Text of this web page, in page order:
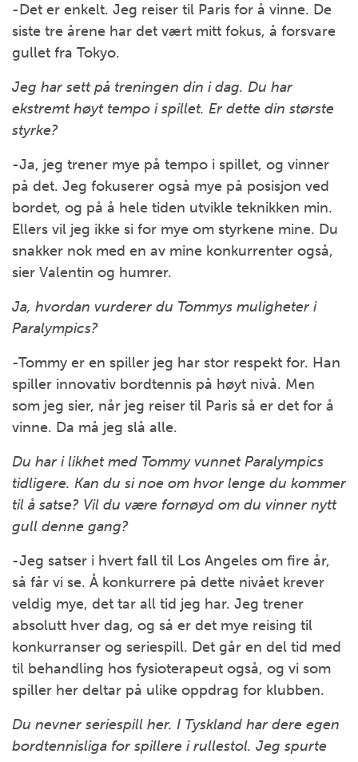
-Det er enkelt. Jeg reiser til Paris for å vinne. De
siste tre årene har det vært mitt fokus, å forsvare
gullet fra Tokyo.
Jeg har sett på treningen din i dag. Du har
ekstremt høyt tempo i spillet. Er dette din største
styrke?
-Ja, jeg trener mye på tempo i spillet, og vinner
på det. Jeg fokuserer også mye på posisjon ved
bordet, og på å hele tiden utvikle teknikken min.
Ellers vil jeg ikke si for mye om styrkene mine. Du
snakker nok med en av mine konkurrenter også,
sier Valentin og humrer.
Ja, hvordan vurderer du Tommys muligheter i
Paralympics?
-Tommy er en spiller jeg har stor respekt for. Han
spiller innovativ bordtennis på høyt nivå. Men
som jeg sier, når jeg reiser til Paris så er det for å
vinne. Da må jeg slå alle.
Du har i likhet med Tommy vunnet Paralympics
tidligere. Kan du si noe om hvor lenge du kommer
til å satse? Vil du være fornøyd om du vinner nytt
gull denne gang?
-Jeg satser i hvert fall til Los Angeles om fire år,
så får vi se. Å konkurrere på dette nivået krever
veldig mye, det tar all tid jeg har. Jeg trener
absolutt hver dag, og så er det mye reising til
konkurranser og seriespill. Det går en del tid med
til behandling hos fysioterapeut også, og vi som
spiller her deltar på ulike oppdrag for klubben.
Du nevner seriespill her. I Tyskland har dere egen
bordtennisliga for spillere i rullestol. Jeg spurte